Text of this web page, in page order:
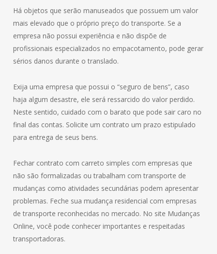
Há objetos que serão manuseados que possuem um valor
mais elevado que o próprio preço do transporte. Se a
empresa não possui experiência e não dispõe de
profissionais especializados no empacotamento, pode gerar
sérios danos durante o translado.
Exija uma empresa que possui o “seguro de bens”, caso
haja algum desastre, ele será ressarcido do valor perdido.
Neste sentido, cuidado com o barato que pode sair caro no
final das contas. Solicite um contrato um prazo estipulado
para entrega de seus bens.
Fechar contrato com carreto simples com empresas que
não são formalizadas ou trabalham com transporte de
mudanças como atividades secundárias podem apresentar
problemas. Feche sua mudança residencial com empresas
de transporte reconhecidas no mercado. No site Mudanças
Online, você pode conhecer importantes e respeitadas
transportadoras.